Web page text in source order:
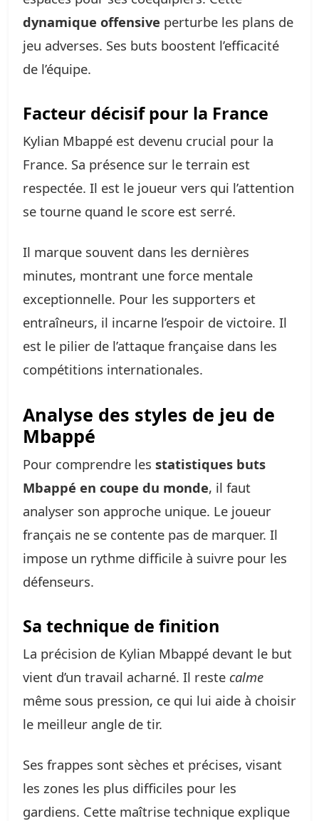
dynamique offensive perturbe les plans de
jeu adverses. Ses buts boostent l’efficacité
de l’équipe.
Facteur décisif pour la France
Kylian Mbappé est devenu crucial pour la
France. Sa présence sur le terrain est
respectée. Il est le joueur vers qui l’attention
se tourne quand le score est serré.
Il marque souvent dans les dernières
minutes, montrant une force mentale
exceptionnelle. Pour les supporters et
entraîneurs, il incarne l’espoir de victoire. Il
est le pilier de l’attaque française dans les
compétitions internationales.
Analyse des styles de jeu de
Mbappé
Pour comprendre les statistiques buts
Mbappé en coupe du monde, il faut
analyser son approche unique. Le joueur
français ne se contente pas de marquer. Il
impose un rythme difficile à suivre pour les
défenseurs.
Sa technique de finition
La précision de Kylian Mbappé devant le but
vient d’un travail acharné. Il reste calme
même sous pression, ce qui lui aide à choisir
le meilleur angle de tir.
Ses frappes sont sèches et précises, visant
les zones les plus difficiles pour les
gardiens. Cette maîtrise technique explique